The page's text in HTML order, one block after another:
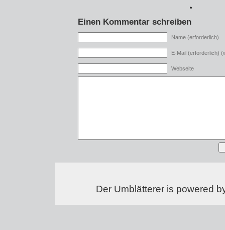
*
Einen Kommentar schreiben
Name (erforderlich)
E-Mail (erforderlich)
Webseite
Der Umblätterer is powered